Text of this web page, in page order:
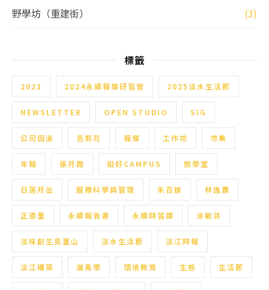
野學坊（重建街）
(3)
標籤
2023 2024永續報導研習營 2025淡水生活節
NEWSLETTER OPEN STUDIO SIG
公司田溪 吉剪花 報導 工作坊 市集
年報 張月霞 挺好CAMPUS 旅學堂
日落月出 服務科學與管理 朱百鏡 林逸農
正德里 永續報告書 永續時習課 涂敏芬
淡味創生見里山 淡水生活節 淡江時報
淡江構築 滬青學 環境教育 生態 生活節